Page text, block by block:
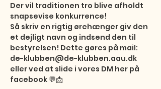
Der vil traditionen tro blive afholdt
snapsevise konkurrence!
Så skriv en rigtig ørehænger giv den
et dejligt navn og indsend den til
bestyrelsen! Dette gøres på mail:
de-klubben@de-klubben.aau.dk
eller ved at slide i vores DM her på
facebook 💬📩